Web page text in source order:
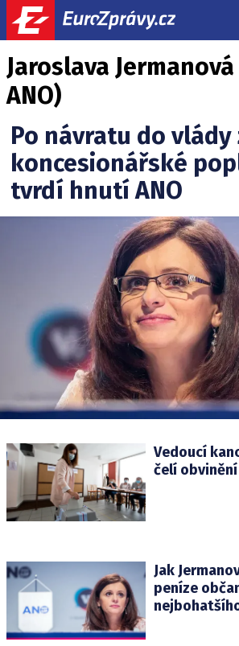
Jaroslava
ANO)
Po návratu do vlády
koncesionářské
tvrdí hnutí ANO
Vedoucí
čelí
Jak
peníze